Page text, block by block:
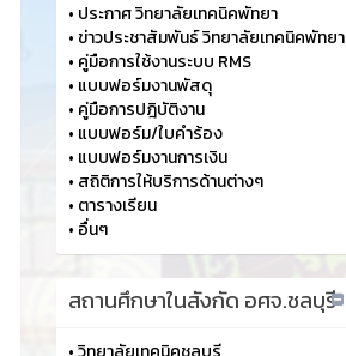
• ประกาศ วิทยาลัยเทคนิคพัทยา
• ข่าวประชาสัมพันธ์ วิทยาลัยเทคนิคพัทยา
• คู่มือการใช้งานระบบ RMS
• แบบฟอร์มงานพัสดุ
• คู่มือการปฎิบัติงาน
• แบบฟอร์ม/ใบคำร้อง
• แบบฟอร์มงานการเงิน
• สถิติการให้บริการด้านต่างๆ
• ตารางเรียน
• อื่นๆ
สถานศึกษาในสังกัด อศจ.ชลบุรี